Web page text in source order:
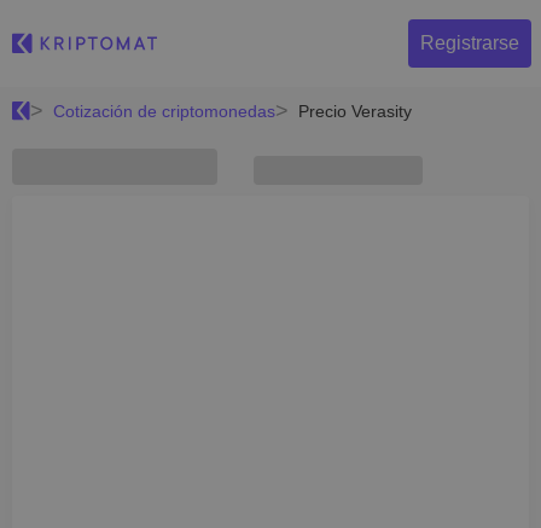
Registrarse
Cotización de criptomonedas Precio Verasity